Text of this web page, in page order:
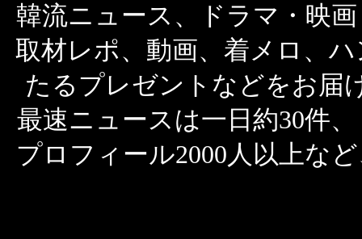
韓流ニュース、ドラマ・映
取材レポ、動画、着メロ、
たるプレゼントなどをお届
最速ニュースは一日約30件
プロフィール2000人以上な